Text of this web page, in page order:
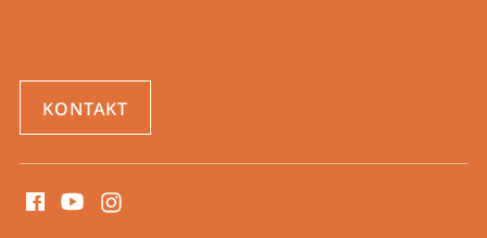
KONTAKT
Media